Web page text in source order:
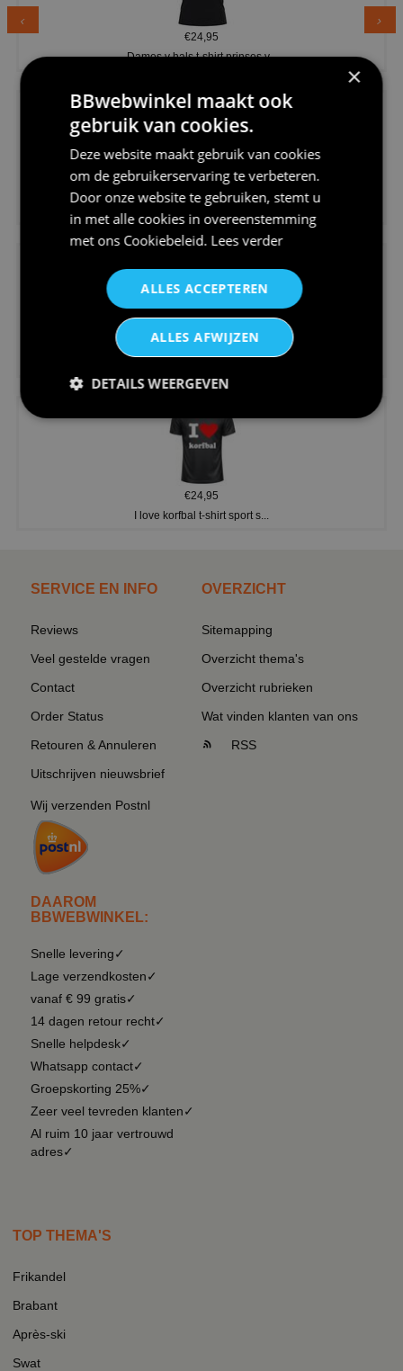
€24,95
Dames v hals t-shirt prinses v...
Koningsdag shirt heren v-hals ...
€24,95
€24,95
I love korfbal t-shirt sport s...
SERVICE EN INFO
Reviews
Veel gestelde vragen
Contact
Order Status
Retouren & Annuleren
Uitschrijven nieuwsbrief
Wij verzenden Postnl
DAAROM
BBWEBWINKEL:
Snelle levering✓
Lage verzendkosten✓
vanaf € 99 gratis✓
14 dagen retour recht✓
Snelle helpdesk✓
Whatsapp contact✓
Groepskorting 25%✓
Zeer veel tevreden klanten✓
Al ruim 10 jaar vertrouwd
adres✓
OVERZICHT
Sitemapping
Overzicht thema's
Overzicht rubrieken
Wat vinden klanten van ons
RSS
TOP THEMA'S
Frikandel
Brabant
Après-ski
Swat
×
BBwebwinkel maakt ook
gebruik van cookies.
Deze website maakt gebruik van cookies
om de gebruikerservaring te verbeteren.
Door onze website te gebruiken, stemt u
in met alle cookies in overeenstemming
met ons Cookiebeleid. Lees verder
ALLES ACCEPTEREN
ALLES AFWIJZEN
DETAILS WEERGEVEN